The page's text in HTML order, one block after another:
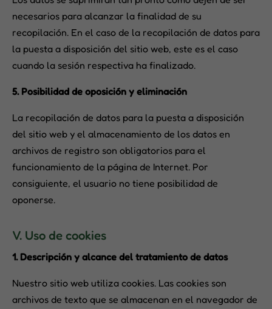
necesarios para alcanzar la finalidad de su
recopilación. En el caso de la recopilación de datos para
la puesta a disposición del sitio web, este es el caso
cuando la sesión respectiva ha finalizado.
5. Posibilidad de oposición y eliminación
La recopilación de datos para la puesta a disposición
del sitio web y el almacenamiento de los datos en
archivos de registro son obligatorios para el
funcionamiento de la página de Internet. Por
consiguiente, el usuario no tiene posibilidad de
oponerse.
V. Uso de cookies
1. Descripción y alcance del tratamiento de datos
Nuestro sitio web utiliza cookies. Las cookies son
archivos de texto que se almacenan en el navegador de